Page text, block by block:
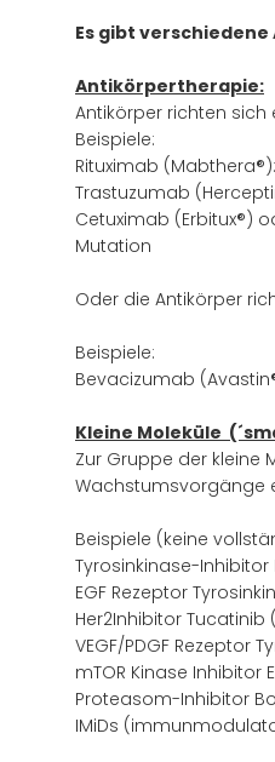
Es gibt
Antikörpertherapie:
Antikörper richten
Beispiele:
Rituximab
Trastuzumab
Cetuximab (Erbitux®)
Mutation
Oder die Antikörper
Beispiele:
Bevacizumab
Kleine Moleküle
Zur Gruppe der kleine
Wachstumsvorgänge
Beispiele (keine
Tyrosinkinase-
EGF Rezeptor
Her2Inhibitor
VEGF/PDGF Rezeptor
mTOR Kinase Inhibitor
Proteasom-Inhibitor
IMiDs